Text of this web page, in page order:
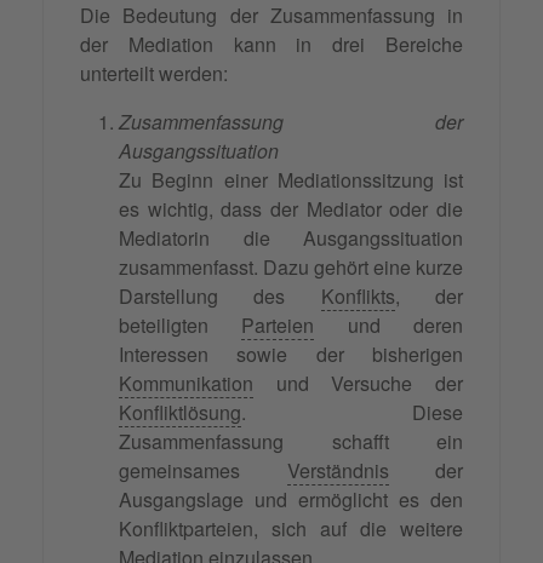
Die Bedeutung der Zusammenfassung in
der Mediation kann in drei Bereiche
unterteilt werden:
Zusammenfassung der
Ausgangssituation
Zu Beginn einer Mediationssitzung ist
es wichtig, dass der Mediator oder die
Mediatorin die Ausgangssituation
zusammenfasst. Dazu gehört eine kurze
Darstellung des Konflikts, der
beteiligten Parteien und deren
Interessen sowie der bisherigen
Kommunikation und Versuche der
Konfliktlösung. Diese
Zusammenfassung schafft ein
gemeinsames Verständnis der
Ausgangslage und ermöglicht es den
Konfliktparteien, sich auf die weitere